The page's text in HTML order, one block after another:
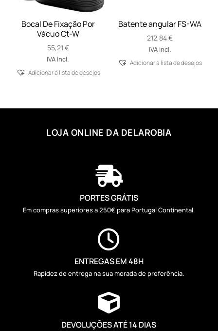
Bocal De Fixação Por
Vácuo Ct-W
55,21 €
IVA Incl.
Adicionar á lista de desejos
Batente angular FS-WA
212,84€
IVA Incl.
Adicionar á lista de desejos
LOJA ONLINE DA DELAROBIA

PORTES GRÁTIS
Em compras superiores a 250€ para Portugal Continental.

ENTREGAS EM 48H
Rapidez de entrega na sua morada de preferência.

DEVOLUÇÕES ATÉ 14 DIAS